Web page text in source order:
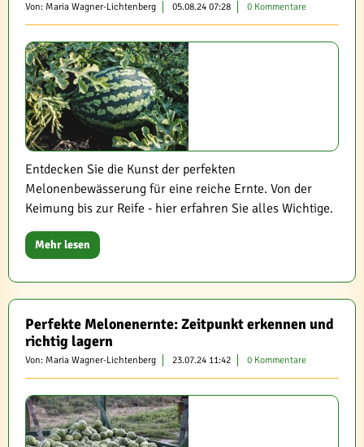
Von: Maria Wagner-Lichtenberg 05.08.24 07:28 0 Kommentare
Entdecken Sie die Kunst der perfekten
Melonenbewässerung für eine reiche Ernte. Von der
Keimung bis zur Reife - hier erfahren Sie alles Wichtige.
Mehr lesen
Perfekte Melonenernte: Zeitpunkt erkennen und
richtig lagern
Von: Maria Wagner-Lichtenberg 23.07.24 11:42 0 Kommentare